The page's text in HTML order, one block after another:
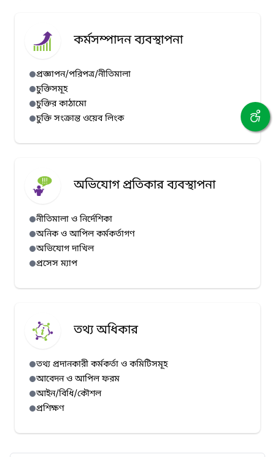
কর্মসম্পাদন ব্যবস্থাপনা
প্রজ্ঞাপন/পরিপত্র/নীতিমালা
চুক্তিসমূহ
চুক্তির কাঠামো
চুক্তি সংক্রান্ত ওয়েব লিংক
অভিযোগ প্রতিকার ব্যবস্থাপনা
নীতিমালা ও নির্দেশিকা
অনিক ও আপিল কর্মকর্তাগণ
অভিযোগ দাখিল
প্রসেস ম্যাপ
তথ্য অধিকার
তথ্য প্রদানকারী কর্মকর্তা ও কমিটিসমূহ
আবেদন ও আপিল ফরম
আইন/বিধি/কৌশল
প্রশিক্ষণ